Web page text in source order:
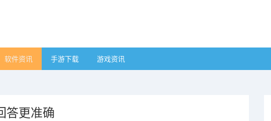
软件资讯 手游下载 游戏资讯
答更准确